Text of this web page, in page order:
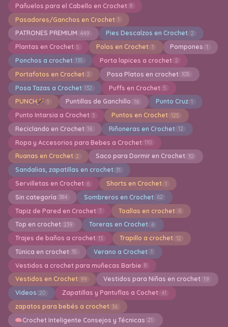
Pañuelos para el Cabello en Crochet 8
Pasadores/Ganchos en Crochet 1
PATRONES PREMIUM 449 Pies Descalzos en Crochet 2
Plantas en Crochet 5 Polos en Crochet 1 Pompones 1
Ponchos a crochet 135 Porta lapices a crochet 2
Portafotos en Crochet 2 Posa Platos en crochet 105
Posa Tazas a Crochet 132 Puffs en Crochet 5
PUNCH 1 Puntillas de Ganchillo 16 Punto Cruz 1
Punto Intarsia a Crochet 3 Puntos en Crochet 125
Reciclando en Crochet 16 Riñoneras en Crochet 12
Ropa y Accesorios para Bebes a Crochet 110
Ruanas en Crochet 2 Saco para Dormir en Crochet 10
Sandalias, zapatillas en crochet 31
Servilletas en Crochet 6 Shorts en Crochet 1
Sin categoría 384 Sombreros en Crochet 62
Tapiz de Pared en Crochet 7 Toallas en crochet 6
Top en crochet 239 Toreras en Crochet 6
Trajes de baños a crochet 13 Trapillo a crochet 12
Túnica en crochet 15 Verano a Crochet 1
Vestidos a crochet para muñecas Barbie 8
Vestidos en Crochet 99 Vestidos para Niñas en crochet 19
Videos 20 Zapatillas y Pantuflas a Cochet 41
zapatos para bebés a crochet 36
Crochet Inteligente Consejos y Técnicas 21